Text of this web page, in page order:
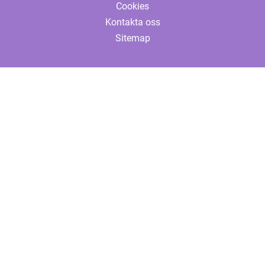
Cookies
Kontakta oss
Sitemap